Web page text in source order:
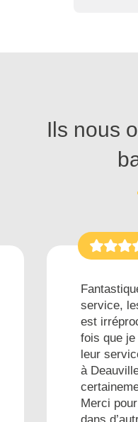
Ils nous
service,
est
fois que
leur
à
Merci
dans